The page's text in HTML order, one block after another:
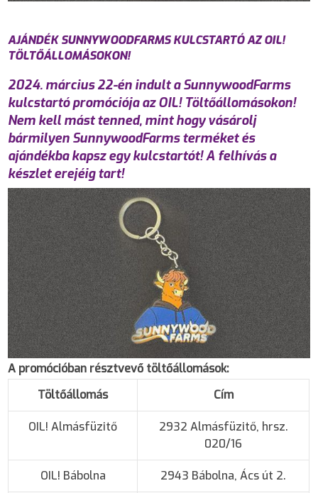
AJÁNDÉK SUNNYWOODFARMS KULCSTARTÓ AZ OIL!
TÖLTŐÁLLOMÁSOKON!
2024. március 22-én indult a SunnywoodFarms
kulcstartó promóciója az OIL! Töltőállomásokon!
Nem kell mást tenned, mint hogy vásárolj
bármilyen SunnywoodFarms terméket és
ajándékba kapsz egy kulcstartót! A felhívás a
készlet erejéig tart!
A promócióban résztvevő töltőállomások:
Töltőállomás
Cím
OIL! Almásfüzitő
2932 Almásfüzitő, hrsz.
020/16
OIL! Bábolna 2943 Bábolna, Ács út 2.